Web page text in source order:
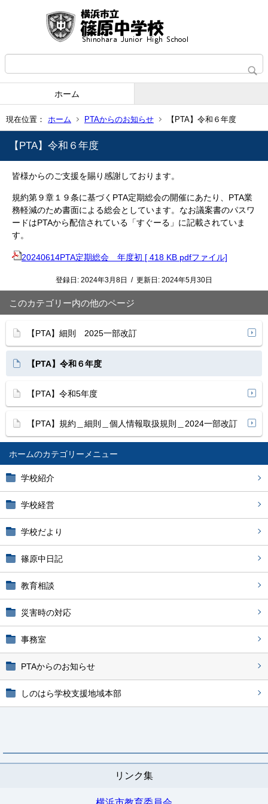
ホーム
現在位置： ホーム PTAからのお知らせ 【PTA】令和６年度
ホーム
学校紹介
学校経営
学校だより
篠原中日記
教育相談
災害時の対応
事務室
PTAからのお知らせ
しのはら学校支援地域本部
リンク集
【PTA】令和６年度
皆様からのご支援を賜り感謝しております。
規約第９章１９条に基づくPTA定期総会の開催にあたり、PTA業
務軽減のため書面による総会としています。なお議案書のパスワ
ードはPTAから配信されている「すぐーる」に記載されていま
す。
20240614PTA定期総会＿年度初 [ 418 KB pdfファイル]
登録日: 2024年3月8日 / 更新日: 2024年5月30日
このカテゴリー内の他のページ
【PTA】細則 2025一部改訂
【PTA】令和６年度
【PTA】令和5年度
【PTA】規約＿細則＿個人情報取扱規則＿2024一部改訂